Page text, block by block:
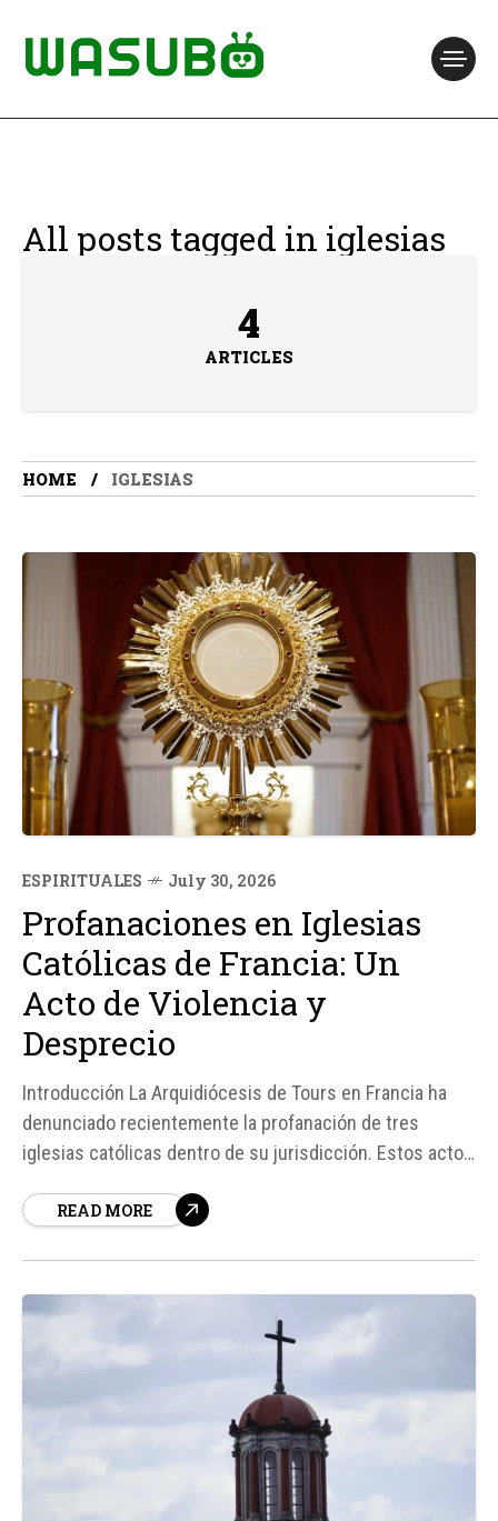
All posts tagged in iglesias
4
ARTICLES
HOME IGLESIAS
ESPIRITUALES July 30, 2026
Profanaciones en Iglesias
Católicas de Francia: Un
Acto de Violencia y
Desprecio
Introducción La Arquidiócesis de Tours en Francia ha
denunciado recientemente la profanación de tres
iglesias católicas dentro de su jurisdicción. Estos actos
sagrados, así como la profanación del Santísimo
READ MORE